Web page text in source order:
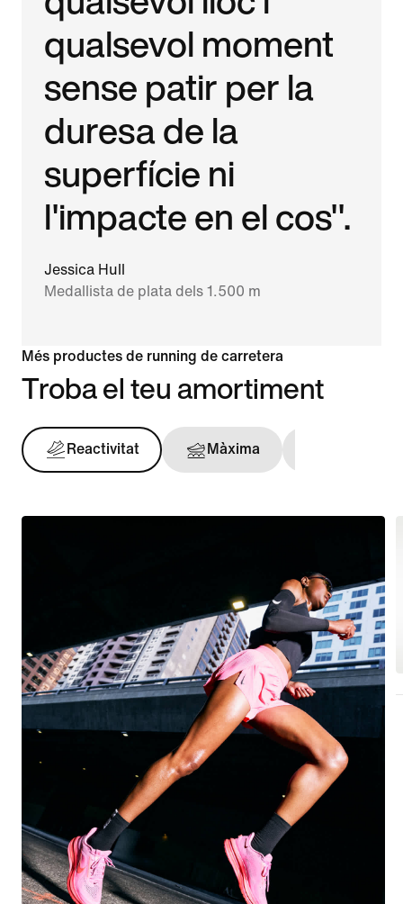
qualsevol moment
sense patir per la
duresa de la
superfície ni
l'impacte en el cos".
Jessica Hull
Medallista de plata dels 1.500 m
Més productes de running de carretera
Troba el teu amortiment
Reactivitat Màxima